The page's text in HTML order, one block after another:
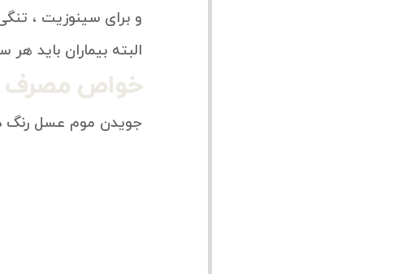
و برای سینوزیت ،
البته بیماران باید
خواص مصرف
جویدن موم عسل رنگ